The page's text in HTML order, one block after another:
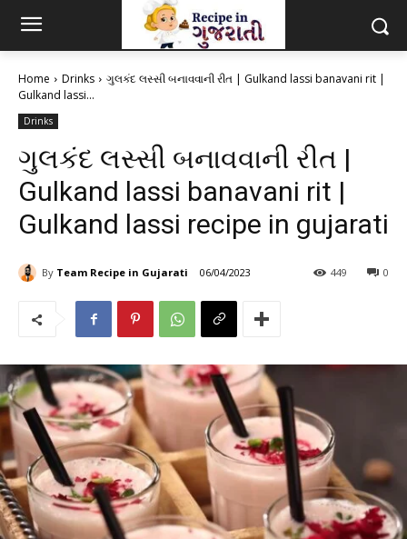
Home Drinks
ગુલકંદ લસ્સી બનાવવાની રીત | Gulkand lassi banavani rit |
Gulkand lassi...
Drinks
ગુલકંદ લસ્સી બનાવવાની રીત |
Gulkand lassi banavani rit |
Gulkand lassi recipe in gujarati
By Team Recipe in Gujarati 06/04/2023 0
449